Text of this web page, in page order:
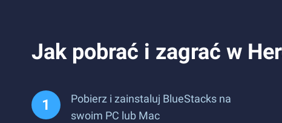
Jak pobrać i zagrać w
Pobierz i zainstaluj BlueStacks na
swoim PC lub Mac